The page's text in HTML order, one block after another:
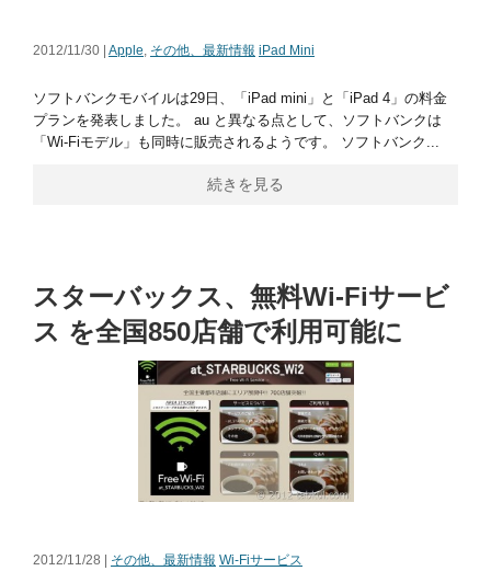
2012/11/30 | Apple その他、最新情報 iPad Mini
ソフトバンクモバイルは29日、「iPad mini」と「iPad 4」の料金
プランを発表しました。 au と異なる点として、ソフトバンクは
「Wi-Fiモデル」も同時に販売されるようです。 ソフトバンク...
続きを見る
スターバックス、無料Wi-Fiサービ
ス を全国850店舗で利用可能に
2012/11/28 | その他、最新情報 Wi-Fiサービス